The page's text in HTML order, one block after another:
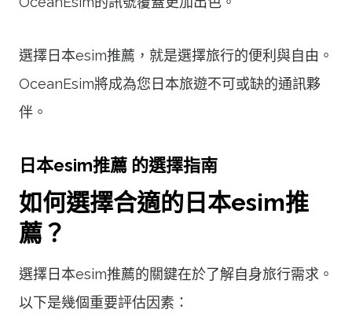
選擇日本esim推薦，就是選擇旅行的便利與自由。
OceanEsim將成為您日本旅遊不可或缺的通訊夥
伴。
日本esim推薦 的選擇指南
如何選擇合適的日本esim推
薦？
選擇日本esim推薦的關鍵在於了解自身旅行需求。
以下是幾個重要評估因素：